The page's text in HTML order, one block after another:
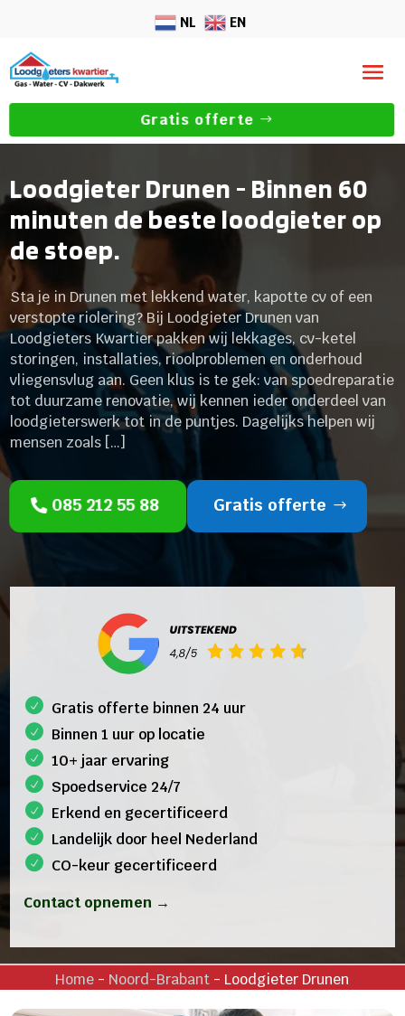
NL EN
Gratis offerte
Loodgieter Drunen - Binnen 60
minuten de beste loodgieter op
de stoep.
Sta je in Drunen met lekkend water, kapotte cv of een
verstopte riolering? Bij Loodgieter Drunen van
Loodgieters Kwartier pakken wij lekkages, cv-ketel
storingen, installaties, rioolproblemen en onderhoud
vliegensvlug aan. Geen klus is te gek: van spoedreparatie
tot duurzame renovatie, wij kennen ieder onderdeel van
loodgieterswerk tot in de puntjes. Dagelijks helpen wij
mensen zoals […]
085 212 55 88 Gratis offerte
Gratis offerte binnen 24 uur
Binnen 1 uur op locatie
10+ jaar ervaring
Spoedservice 24/7
Erkend en gecertificeerd
Landelijk door heel Nederland
CO-keur gecertificeerd
Contact opnemen →
Home - Noord-Brabant - Loodgieter Drunen